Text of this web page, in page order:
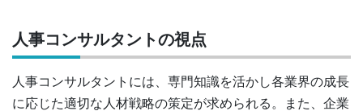
人事コンサルタントの視点
人事コンサルタントには、専門知識を活かし各業界の成長
に応じた適切な人材戦略の策定が求められる。また、企業